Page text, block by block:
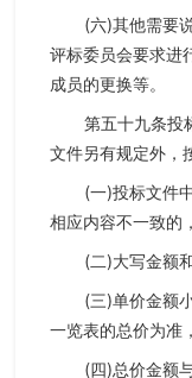
(六)其他需要
评标委员会要求进
成员的更换等。
第五十九条投
文件另有规定外，
(一)投标文件
相应内容不一致的
(二)大写金额
(三)单价金额
一览表的总价为准
(四)总价金额